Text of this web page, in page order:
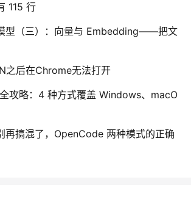
115 行
型（三）：向量与 Embedding——把文
之后在Chrome无法打开
攻略：4 种方式覆盖 Windows、macO
再搞混了，OpenCode 两种模式的正确